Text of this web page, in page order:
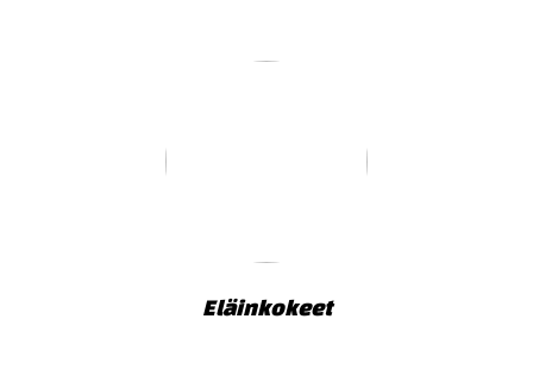
Eläinkokeet